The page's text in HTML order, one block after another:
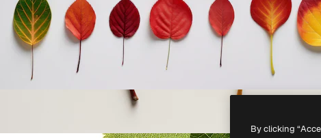
API
Mobile App
Alle Magnific-Tools
By clicking